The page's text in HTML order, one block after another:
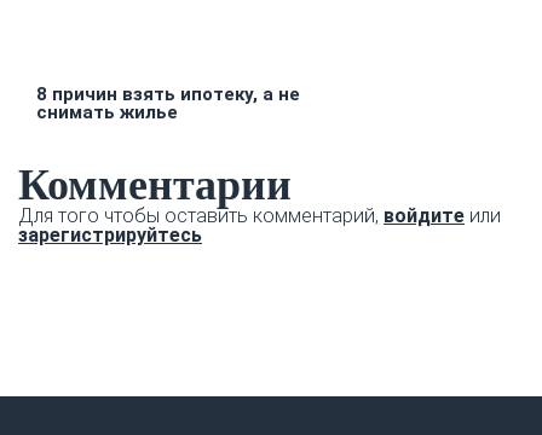
8 причин взять ипотеку, а не
снимать жилье
Комментарии
Для того чтобы оставить комментарий, войдите или
зарегистрируйтесь